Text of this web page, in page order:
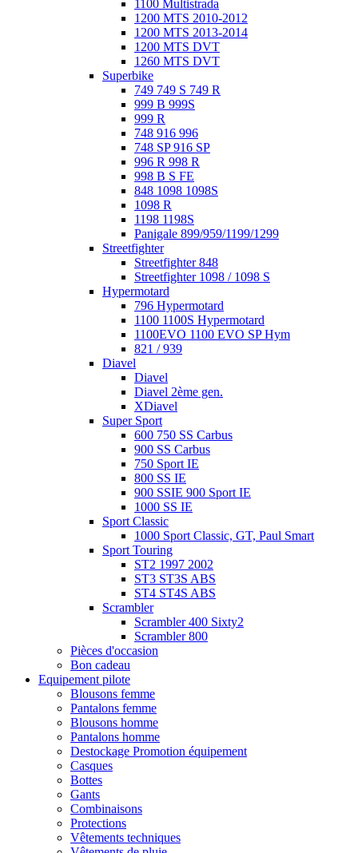
1100 Multistrada
1200 MTS 2010-2012
1200 MTS 2013-2014
1200 MTS DVT
1260 MTS DVT
Superbike
749 749 S 749 R
999 B 999S
999 R
748 916 996
748 SP 916 SP
996 R 998 R
998 B S FE
848 1098 1098S
1098 R
1198 1198S
Panigale 899/959/1199/1299
Streetfighter
Streetfighter 848
Streetfighter 1098 / 1098 S
Hypermotard
796 Hypermotard
1100 1100S Hypermotard
1100EVO 1100 EVO SP Hym
821 / 939
Diavel
Diavel
Diavel 2ème gen.
XDiavel
Super Sport
600 750 SS Carbus
900 SS Carbus
750 Sport IE
800 SS IE
900 SSIE 900 Sport IE
1000 SS IE
Sport Classic
1000 Sport Classic, GT, Paul Smart
Sport Touring
ST2 1997 2002
ST3 ST3S ABS
ST4 ST4S ABS
Scrambler
Scrambler 400 Sixty2
Scrambler 800
Pièces d'occasion
Bon cadeau
Equipement pilote
Blousons femme
Pantalons femme
Blousons homme
Pantalons homme
Destockage Promotion équipement
Casques
Bottes
Gants
Combinaisons
Protections
Vêtements techniques